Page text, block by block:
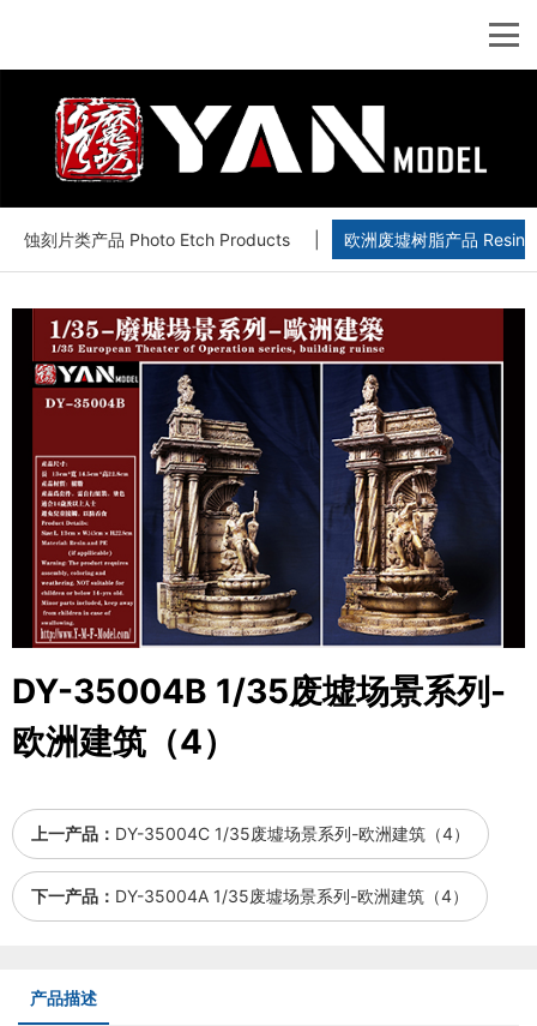
蚀刻片类产品 Photo Etch Products 欧洲废墟树脂产品 Resin
DY-35004B 1/35废墟场景系列-
欧洲建筑（4）
上一产品： DY-35004C 1/35废墟场景系列-欧洲建筑（4）
下一产品： DY-35004A 1/35废墟场景系列-欧洲建筑（4）
产品描述